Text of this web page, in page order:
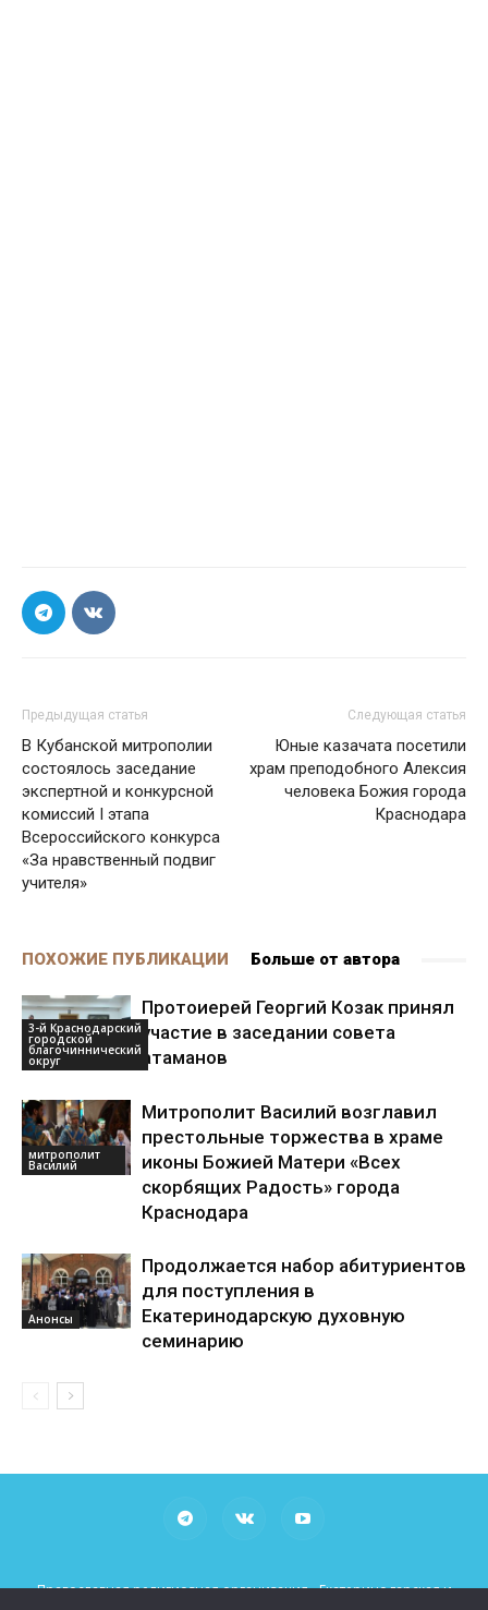
Предыдущая статья
В Кубанской митрополии
состоялось заседание
экспертной и конкурсной
комиссий I этапа
Всероссийского конкурса
«За нравственный подвиг
учителя»
Следующая статья
Юные казачата посетили
храм преподобного Алексия
человека Божия города
Краснодара
ПОХОЖИЕ ПУБЛИКАЦИИ Больше от автора
3-й Краснодарский
городской
благочиннический
округ
Протоиерей Георгий Козак принял
участие в заседании совета
атаманов
митрополит
Василий
Митрополит Василий возглавил
престольные торжества в храме
иконы Божией Матери «Всех
скорбящих Радость» города
Краснодара
Анонсы
Продолжается набор абитуриентов
для поступления в
Екатеринодарскую духовную
семинарию
Православная религиозная организация «Екатеринодарская и